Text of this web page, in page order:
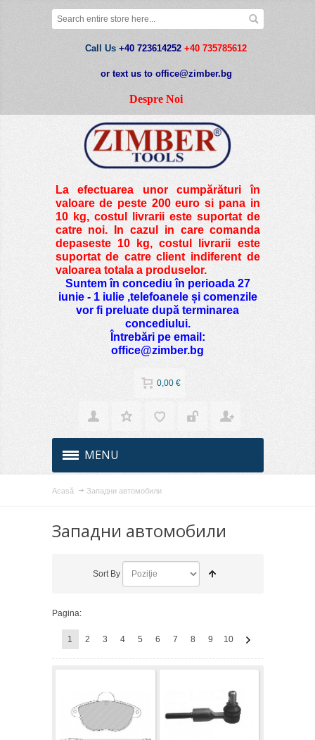
Call Us +40 723614252 +40 735785612
or text us to office@zimber.bg
Despre Noi
La efectuarea unor cumpărături în
valoare de peste200 euro si pana in
10 kg, costul livrarii este suportat de
catre noi. In cazul in care comanda
depaseste 10 kg, costul livrarii este
suportat de catre client indiferent de
valoarea totala a produselor.
Suntem în concediu în perioada 27
iunie - 1 iulie ,telefoanele și comenzile
vor fi preluate după terminarea
concediului.
Întrebări pe email:
office@zimber.bg
0,00 €
MENU
Acasă Западни автомобили
Западни автомобили
Sort By
Pagina:
1 2 3 4 5 6 7 8 9 10